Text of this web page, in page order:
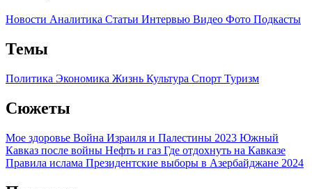
Новости Аналитика Статьи Интервью Видео Фото Подкасты
Темы
Политика Экономика Жизнь Культура Спорт Туризм
Сюжеты
Мое здоровье Война Израиля и Палестины 2023 Южный
Кавказ после войны Нефть и газ Где отдохнуть на Кавказе
Правила ислама Президентские выборы в Азербайджане 2024